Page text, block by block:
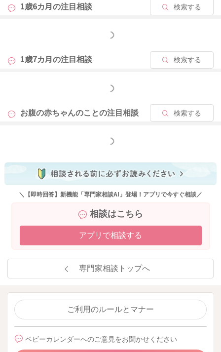
1歳6カ月の注目相談 検索する
もっと見る
1歳7カ月の注目相談 検索する
もっと見る
お腹の赤ちゃんのことの注目相談 検索する
もっと見る
＼【即時回答】新機能「専門家相談AI」登場！アプリで今すぐ相談／
相談はこちら
アプリで相談する
専門家相談トップへ
ご利用のルールとマナー
ベビーカレンダーへのご意見をお聞かせください